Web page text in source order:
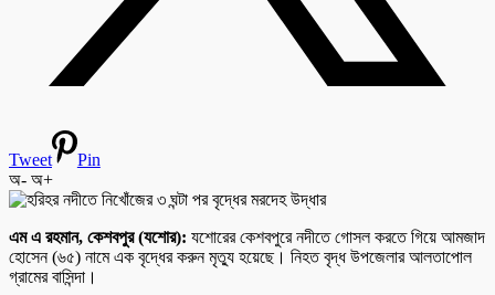
Tweet
Pin
অ- অ+
এম এ রহমান, কেশবপুর (যশোর): যশোরের কেশবপুরে নদীতে গোসল করতে গিয়ে আমজাদ
হোসেন (৬৫) নামে এক বৃদ্ধের করুন মৃত্যু হয়েছে। নিহত বৃদ্ধ উপজেলার আলতাপোল
গ্রামের বাসিন্দা।